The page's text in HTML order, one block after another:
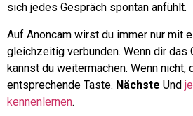
sich jedes Gespräch spontan anfühlt.
Auf Anoncam wirst du immer nur mit
gleichzeitig verbunden. Wenn dir das
kannst du weitermachen. Wenn nicht,
entsprechende Taste. Nächste Und
kennenlernen.